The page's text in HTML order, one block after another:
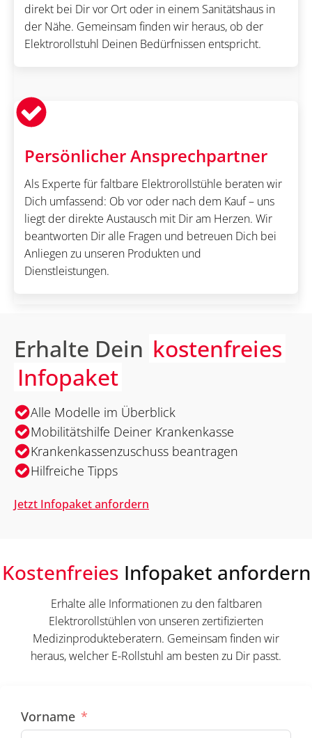
direkt bei Dir vor Ort oder in einem Sanitätshaus in
der Nähe. Gemeinsam finden wir heraus, ob der
Elektrorollstuhl Deinen Bedürfnissen entspricht.
Persönlicher Ansprechpartner
Als Experte für faltbare Elektrorollstühle beraten wir
Dich umfassend: Ob vor oder nach dem Kauf – uns
liegt der direkte Austausch mit Dir am Herzen. Wir
beantworten Dir alle Fragen und betreuen Dich bei
Anliegen zu unseren Produkten und
Dienstleistungen.
Erhalte Dein kostenfreies
Infopaket
Alle Modelle im Überblick
Mobilitätshilfe Deiner Krankenkasse
Krankenkassenzuschuss beantragen
Hilfreiche Tipps
Jetzt Infopaket anfordern
Kostenfreies Infopaket anfordern
Erhalte alle Informationen zu den faltbaren
Elektrorollstühlen von unseren zertifizierten
Medizinprodukteberatern. Gemeinsam finden wir
heraus, welcher E-Rollstuhl am besten zu Dir passt.
Vorname